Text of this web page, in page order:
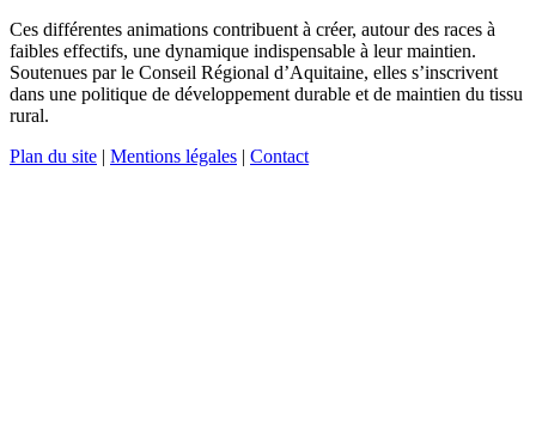
Ces différentes animations contribuent à créer, autour des races à
faibles effectifs, une dynamique indispensable à leur maintien.
Soutenues par le Conseil Régional d’Aquitaine, elles s’inscrivent
dans une politique de développement durable et de maintien du tissu
rural.
Plan du site | Mentions légales | Contact